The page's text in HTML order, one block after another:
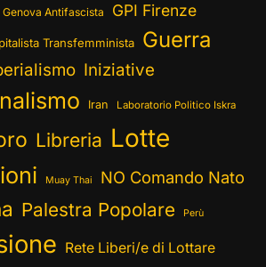
Genova Antifascista GPI Firenze
Transfemminista Guerra
Iniziative
Iran Laboratorio Politico Iskra
Libreria Lotte
Muay Thai NO Comando Nato
Palestra Popolare Perù
Rete Liberi/e di Lottare